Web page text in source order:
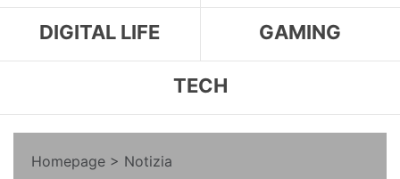
DIGITAL LIFE GAMING
TECH
Homepage > Notizia